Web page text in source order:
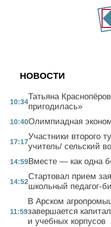
НОВОСТИ
10:34
Татьяна
пригодилась»
10:40Олимпиадная
17:17
Участники второго
учитель/ сельский
14:59Вместе — как одна
14:52
Стартовал прием
школьный педагог-
11:59
В Арском
завершается
и учебных корпусов